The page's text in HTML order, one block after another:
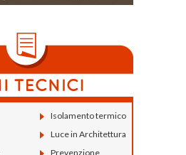
Isolamento termico
Luce in Architettura
Prevenzione